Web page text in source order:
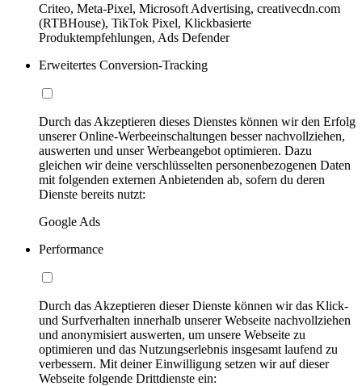
Criteo, Meta-Pixel, Microsoft Advertising, creativecdn.com
(RTBHouse), TikTok Pixel, Klickbasierte
Produktempfehlungen, Ads Defender
Erweitertes Conversion-Tracking
Durch das Akzeptieren dieses Dienstes können wir den Erfolg
unserer Online-Werbeeinschaltungen besser nachvollziehen,
auswerten und unser Werbeangebot optimieren. Dazu
gleichen wir deine verschlüsselten personenbezogenen Daten
mit folgenden externen Anbietenden ab, sofern du deren
Dienste bereits nutzt:
Google Ads
Performance
Durch das Akzeptieren dieser Dienste können wir das Klick-
und Surfverhalten innerhalb unserer Webseite nachvollziehen
und anonymisiert auswerten, um unsere Webseite zu
optimieren und das Nutzungserlebnis insgesamt laufend zu
verbessern. Mit deiner Einwilligung setzen wir auf dieser
Webseite folgende Drittdienste ein: